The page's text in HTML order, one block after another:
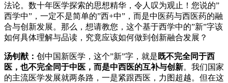
法论。数十年医学探索的思想精华，令人叹为观止！您说的”
西学中”，一定不是简单的”西+中”，而是中医药与西医药的融
合与创新发展。那么，想请教您，这个基于西学中的”新”字该
如何具体理解与品读，究竟应该如何做到创新融合发展？
汤钊猷： 创中国新医学，这个”新”字，就是 既不完全同于西
医，也不完全同于中医，而是中西医的互补与创新。我们国家
的主流医学发展就两条路，一是紧跟西医，力图超越。但在这